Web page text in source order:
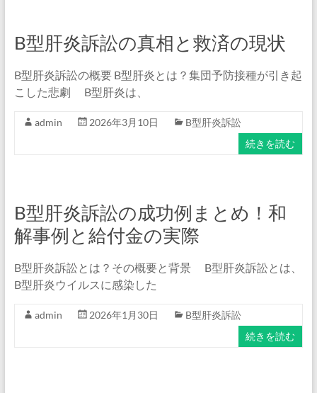
B型肝炎訴訟の真相と救済の現状
B型肝炎訴訟の概要 B型肝炎とは？集団予防接種が引き起
こした悲劇 B型肝炎は、
admin 2026年3月10日
B型肝炎訴訟
続きを読む
B型肝炎訴訟の成功例まとめ！和
解事例と給付金の実際
B型肝炎訴訟とは？その概要と背景 B型肝炎訴訟とは、
B型肝炎ウイルスに感染した
admin 2026年1月30日
B型肝炎訴訟
続きを読む